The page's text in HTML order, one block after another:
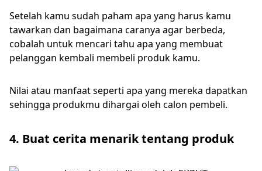
Setelah kamu sudah paham apa yang harus kamu
tawarkan dan bagaimana caranya agar berbeda,
cobalah untuk mencari tahu apa yang membuat
pelanggan kembali membeli produk kamu.
Nilai atau manfaat seperti apa yang mereka dapatkan
sehingga produkmu dihargai oleh calon pembeli.
4. Buat cerita menarik tentang produk